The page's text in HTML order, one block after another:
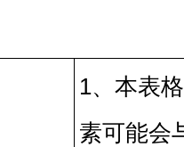
1、本表
素可能会